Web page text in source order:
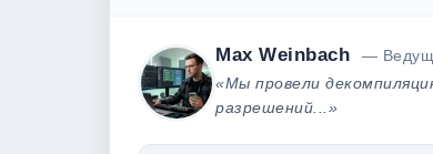
Max Weinbach
—
«Мы провели
разрешений...»